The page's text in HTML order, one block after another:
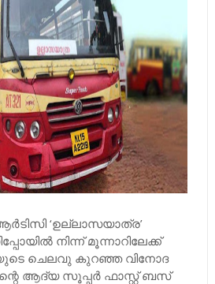
‘ഉല്ലാസയാത്ര’
നിന്ന് മൂന്നാറിലേക്ക്
ചെലവു കുറഞ്ഞ വിനോദ
ആദ്യ സൂപ്പർ ഫാസ്റ്റ് ബസ്